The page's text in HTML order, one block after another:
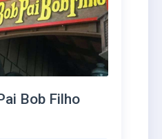
Bob Filho